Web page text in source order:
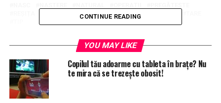
SARCINA SFATURI SARCINA
„Am vrut să îi dau medicului de la Giulești o atenție, dar
mi-a spus să păstrez banii pentru copil”
DON'T MISS
Travaliul: cum poti continua atunci cand ai impresia ca
nu mai poti? Hai sa vorbim despre entonox
CONTINUE READING
YOU MAY LIKE
Copilul tău adoarme cu tableta în brațe? Nu
te mira că se trezește obosit!